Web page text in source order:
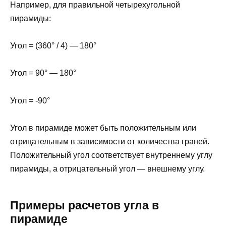
Например, для правильной четырехугольной
пирамиды:
Угол = (360° / 4) — 180°
Угол = 90° — 180°
Угол = -90°
Угол в пирамиде может быть положительным или
отрицательным в зависимости от количества граней.
Положительный угол соответствует внутреннему углу
пирамиды, а отрицательный угол — внешнему углу.
Примеры расчетов угла в
пирамиде